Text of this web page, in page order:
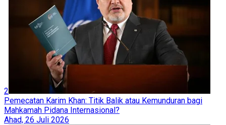
2
Pemecatan Karim Khan: Titik Balik atau Kemunduran bagi
Mahkamah Pidana Internasional?
Ahad, 26 Juli 2026